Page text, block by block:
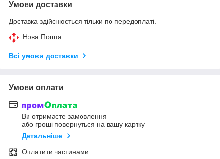
Умови доставки
Доставка здійснюється тільки по передоплаті.
Нова Пошта
Всі умови доставки
Умови оплати
Ви отримаєте замовлення
або гроші повернуться на вашу картку
Детальніше
Оплатити частинами